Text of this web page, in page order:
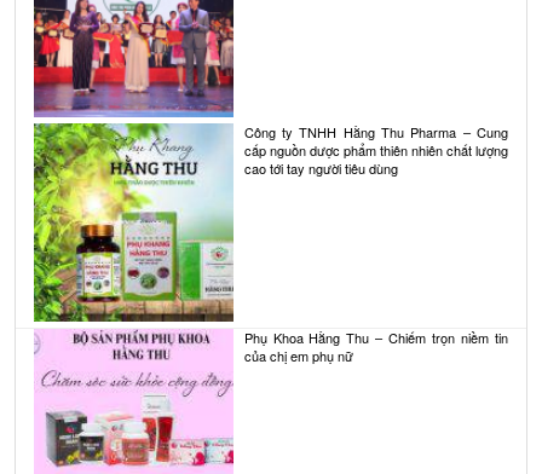
Công ty TNHH Hằng Thu Pharma – Cung
cấp nguồn dược phẩm thiên nhiên chất lượng
cao tới tay người tiêu dùng
Phụ Khoa Hằng Thu – Chiếm trọn niềm tin
của chị em phụ nữ